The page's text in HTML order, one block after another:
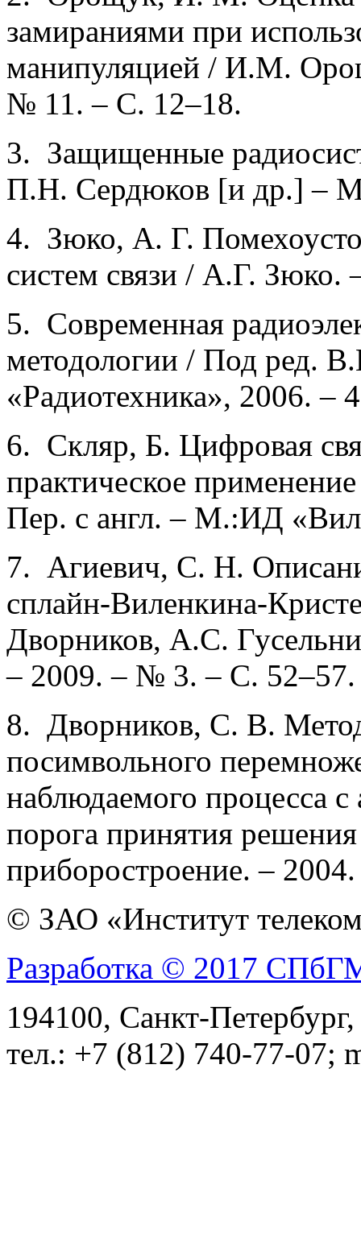
замираниями при
манипуляцией / И.М.
№ 11. – С. 12–18.
3. Защищенные
П.Н. Сердюков [и др.] –
4. Зюко, А. Г.
систем связи / А.Г.
5. Современная
методологии / Под ред.
«Радиотехника», 2006. –
6. Скляр, Б. Цифровая
практическое
Пер. с англ. – М.:ИД
7. Агиевич, С. Н.
сплайн-Виленкина-
Дворников, А.С.
– 2009. – № 3. – С. 52–57.
8. Дворников, С. В.
посимвольного
наблюдаемого процесса
порога принятия
приборостроение. –
© ЗАО «Институт
Разработка © 2017
194100, Санкт-
тел.: +7 (812) 740-77-07;